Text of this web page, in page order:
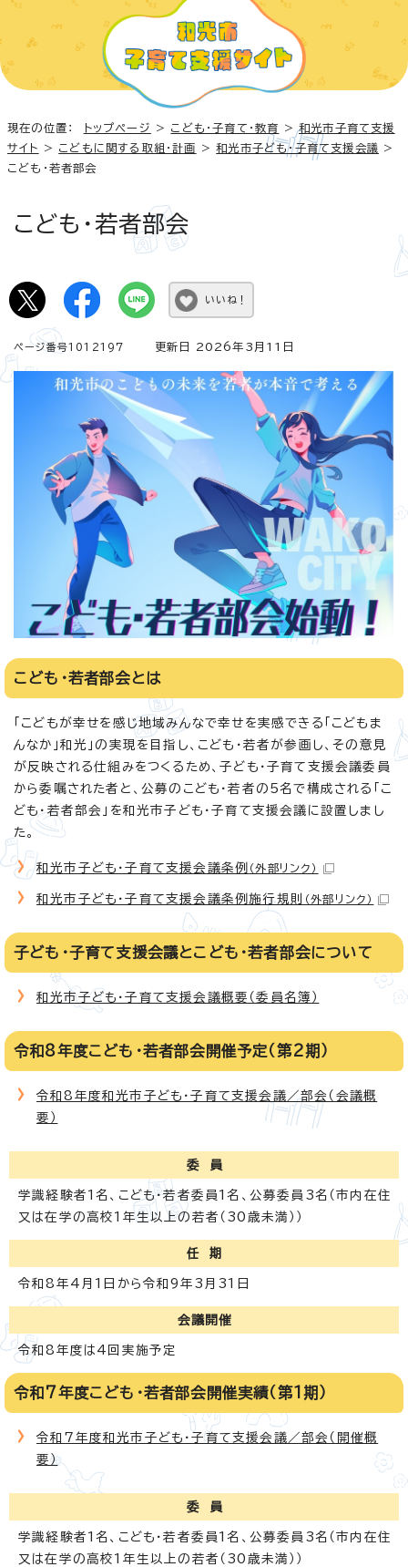
現在の位置： トップページ > こども・子育て・教育 >和光市子育て支援
サイト
> こどもに関する取組・計画 >和光市子ども・子育て支援会議 >
こども・若者部会
こども・若者部会
いいね！
ページ番号1012197 更新日 2026年3月11日
こども・若者部会とは
「こどもが幸せを感じ地域みんなで幸せを実感できる「こどもま
んなか」和光」の実現を目指し、こども・若者が参画し、その意見
が反映される仕組みをつくるため、子ども・子育て支援会議委員
から委嘱された者と、公募のこども・若者の5名で構成される「こ
ども・若者部会」を和光市子ども・子育て支援会議に設置しまし
た。
和光市子ども・子育て支援会議条例 （外部リンク）
和光市子ども・子育て支援会議条例施行規則 （外部リンク）
子ども・子育て支援会議とこども・若者部会について
和光市子ども・子育て支援会議概要（委員名簿）
令和8年度こども・若者部会開催予定（第2期）
令和8年度和光市子ども・子育て支援会議／部会（会議概
要）
委 員
学識経験者1名、こども・若者委員1名、公募委員3名（市内在住
又は在学の高校1年生以上の若者（30歳未満））
任 期
令和8年4月1日から令和9年3月31日
会議開催
令和8年度は4回実施予定
令和7年度こども・若者部会開催実績（第1期）
令和7年度和光市子ども・子育て支援会議／部会（開催概
要）
委 員
学識経験者1名、こども・若者委員1名、公募委員3名（市内在住
又は在学の高校1年生以上の若者（30歳未満））